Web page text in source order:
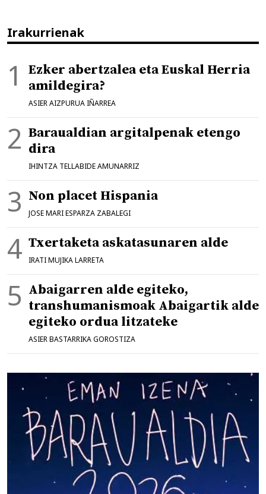
Irakurrienak
Ezker abertzalea eta Euskal Herria
amildegira?
ASIER AIZPURUA IÑARREA
Baraualdian argitalpenak etengo
dira
IHINTZA TELLABIDE AMUNARRIZ
Non placet Hispania
JOSE MARI ESPARZA ZABALEGI
Txertaketa askatasunaren alde
IRATI MUJIKA LARRETA
Abaigarren alde egiteko,
transhumanismoak Abaigartik alde
egiteko ordua litzateke
ASIER BASTARRIKA GOROSTIZA